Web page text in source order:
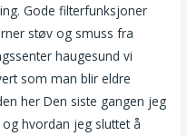
Gode filterfunksjoner
støv og smuss fra
haugesund vi
som man blir eldre
her Den siste gangen jeg
hvordan jeg sluttet å